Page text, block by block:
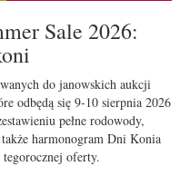
Sale 2026:
do janowskich aukcji
odbędą się 9-10 sierpnia 2026
pełne rodowody,
harmonogram Dni Konia
oferty.